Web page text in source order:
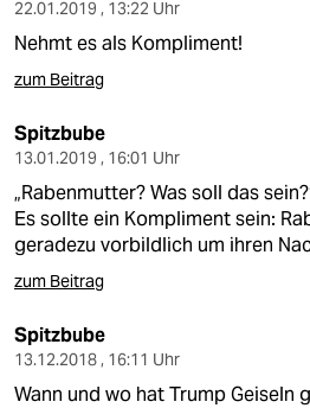
22.01.2019 , 13:22 Uhr
Nehmt es als Kompliment!
zum Beitrag
Spitzbube
13.01.2019 , 16:01 Uhr
„Rabenmutter? Was soll das
Es sollte ein Kompliment sein:
geradezu vorbildlich um ihren
zum Beitrag
Spitzbube
13.12.2018 , 16:11 Uhr
Wann und wo hat Trump Geiseln